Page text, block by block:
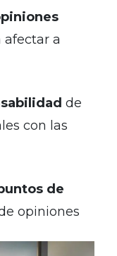
a
de
con las
de
opiniones